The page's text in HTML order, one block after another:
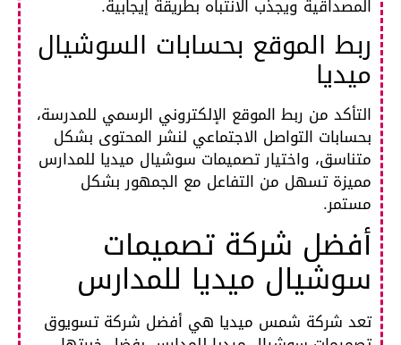
المصداقية ويجذب الانتباه بطريقة إيجابية.​
ربط الموقع بحسابات السوشيال
ميديا
التأكد من ربط الموقع الإلكتروني الرسمي للمدرسة،
بحسابات التواصل الاجتماعي لنشر المحتوى بشكل
متناسق، واختيار تصميمات سوشيال ميديا للمدارس
مميزة تسهل من التفاعل مع الجمهور بشكل
مستمر.​
أفضل شركة تصميمات
سوشيال ميديا للمدارس
تعد شركة شمس ميديا هي أفضل شركة تسويوق